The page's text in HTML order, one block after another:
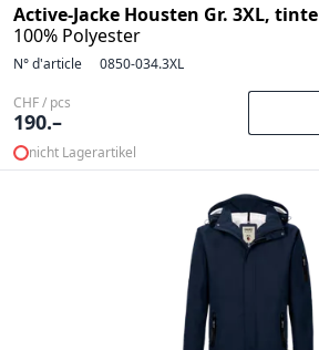
Active-Jacke Housten Gr. 3XL, tinte
100% Polyester
N° d'article 0850-034.3XL
CHF / pcs
190.–
nicht Lagerartikel